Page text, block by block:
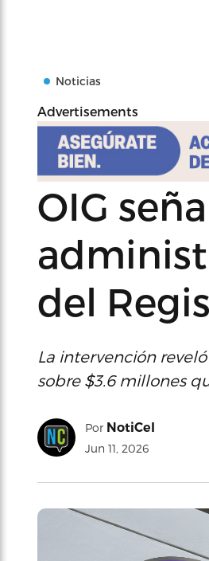
Noticias
Advertisements
OIG
del
La intervención
sobre $3.6 millones
Por NotiCel
Jun 11, 2026